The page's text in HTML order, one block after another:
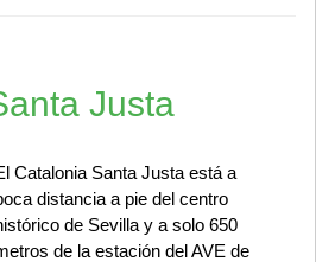
Justa
Catalonia Santa Justa está a
distancia a pie del centro
de Sevilla y a solo 650
de la estación del AVE de